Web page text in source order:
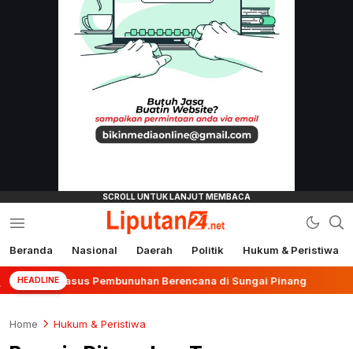
liputan24.net
Beranda Nasional Daerah Politik Hukum & Peristiwa
HEADLINE
Kasus Pembunuhan Berencana di Sungai Pinang
Home Hukum & Peristiwa